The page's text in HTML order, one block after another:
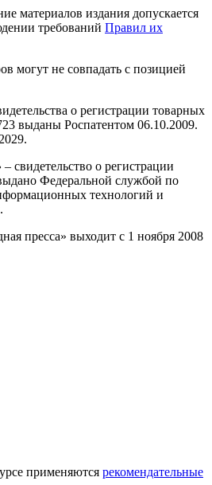
материалов издания допускается
требований Правил их
могут не совпадать с позицией
о регистрации товарных
выданы Роспатентом 06.10.2009.
– свидетельство о регистрации
Федеральной службой по
технологий и
пресса» выходит с 1 ноября 2008
применяются рекомендательные